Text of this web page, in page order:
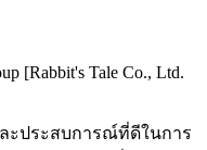
[Rabbit's Tale Co., Ltd.
ะประสบการณ์ที่ดีในการ